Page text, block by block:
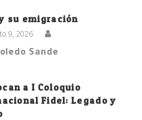
su emigración
9, 2026
Sande
a I Coloquio
Fidel: Legado y